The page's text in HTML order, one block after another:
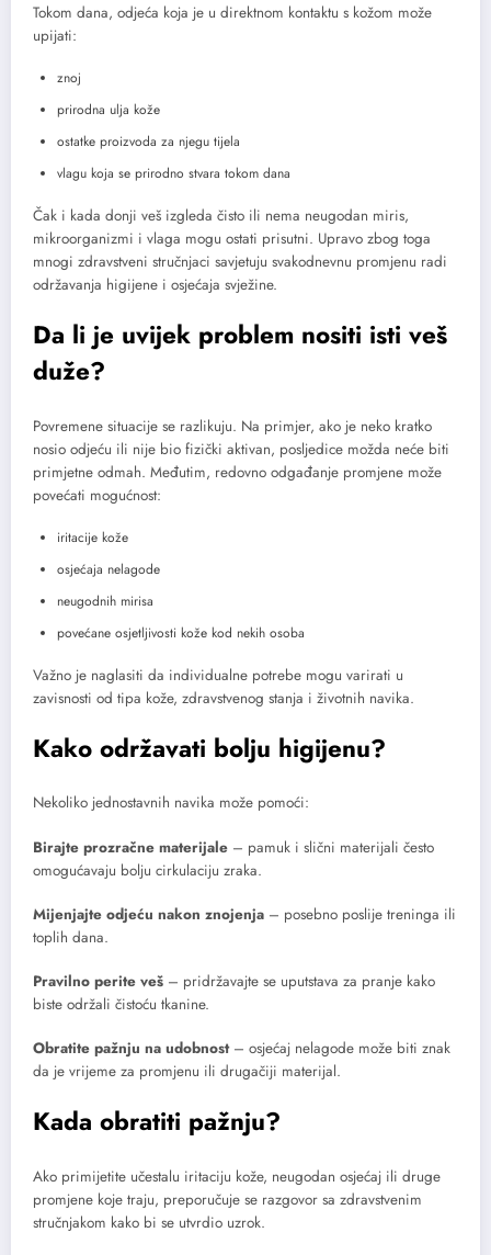
Tokom dana, odjeća koja je u direktnom kontaktu s kožom može
upijati:
znoj
prirodna ulja kože
ostatke proizvoda za njegu tijela
vlagu koja se prirodno stvara tokom dana
Čak i kada donji veš izgleda čisto ili nema neugodan miris,
mikroorganizmi i vlaga mogu ostati prisutni. Upravo zbog toga
mnogi zdravstveni stručnjaci savjetuju svakodnevnu promjenu radi
održavanja higijene i osjećaja svježine.
Da li je uvijek problem nositi isti veš
duže?
Povremene situacije se razlikuju. Na primjer, ako je neko kratko
nosio odjeću ili nije bio fizički aktivan, posljedice možda neće biti
primjetne odmah. Međutim, redovno odgađanje promjene može
povećati mogućnost:
iritacije kože
osjećaja nelagode
neugodnih mirisa
povećane osjetljivosti kože kod nekih osoba
Važno je naglasiti da individualne potrebe mogu varirati u
zavisnosti od tipa kože, zdravstvenog stanja i životnih navika.
Kako održavati bolju higijenu?
Nekoliko jednostavnih navika može pomoći:
Birajte prozračne materijale – pamuk i slični materijali često
omogućavaju bolju cirkulaciju zraka.
Mijenjajte odjeću nakon znojenja – posebno poslije treninga ili
toplih dana.
Pravilno perite veš – pridržavajte se uputstava za pranje kako
biste održali čistoću tkanine.
Obratite pažnju na udobnost– osjećaj nelagode može biti znak
da je vrijeme za promjenu ili drugačiji materijal.
Kada obratiti pažnju?
Ako primijetite učestalu iritaciju kože, neugodan osjećaj ili druge
promjene koje traju, preporučuje se razgovor sa zdravstvenim
stručnjakom kako bi se utvrdio uzrok.